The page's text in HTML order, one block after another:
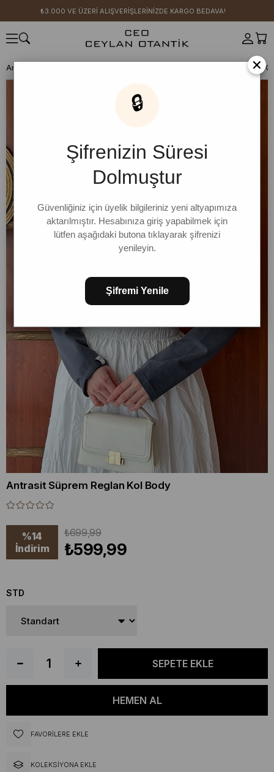
₺3.000 VE ÜZERİ ALIŞVERİŞLERİNİZDE KARGO BEDAVA!
Anasayfa Antrasit Süprem Reglan
Antrasit Süprem Reglan Kol Body
%14
İndirim
₺699,99
₺599,99
STD
FAVORILERE EKLE
KOLEKSIYONA EKLE
×
🔒
Şifrenizin Süresi
Dolmuştur
Güvenliğiniz için üyelik bilgileriniz yeni altyapımıza
aktarılmıştır. Hesabınıza giriş yapabilmek için
lütfen aşağıdaki butona tıklayarak şifrenizi
yenileyin.
Şifremi Yenile